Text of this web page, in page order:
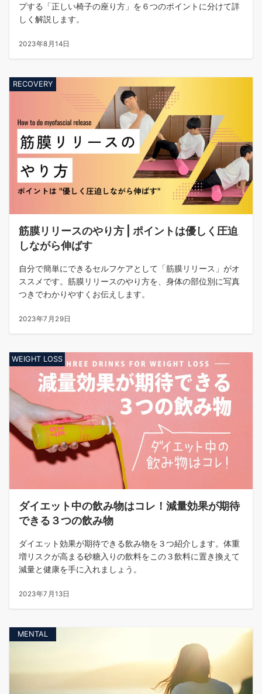
プする「正しい椅子の座り方」を６つのポイントに分けて詳
しく解説します。
2023年8月14日
RECOVERY
筋膜リリースのやり方 | ポイントは優しく圧迫
しながら伸ばす
自分で簡単にできるセルフケアとして「筋膜リリース」がオ
ススメです。筋膜リリースのやり方を、身体の部位別に写真
つきでわかりやすくお伝えします。
2023年7月29日
WEIGHT LOSS
ダイエット中の飲み物はコレ！減量効果が期待
できる３つの飲み物
ダイエット効果が期待できる飲み物を３つ紹介します。体重
増リスクが高まる砂糖入りの飲料をこの３飲料に置き換えて
減量と健康を手に入れましょう。
2023年7月13日
MENTAL